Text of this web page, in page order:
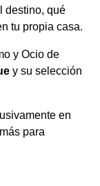
destino, qué
tu propia casa.
y Ocio de
y su selección
en
para